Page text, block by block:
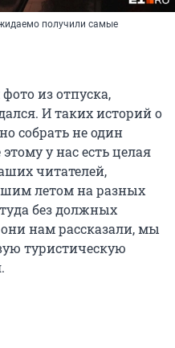
получили самые
из отпуска,
И таких историй о
собрать не один
у нас есть целая
читателей,
летом на разных
без должных
нам рассказали, мы
туристическую